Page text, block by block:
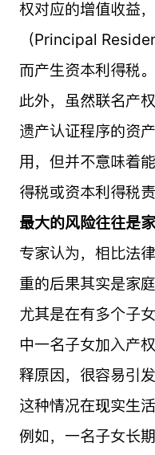
权对应的增值收益
（Principal
而产生资本利得税。
此外，虽然联名产
遗产认证程序的资
用，但并不意味着
得税或资本利得税责
最大的风险往往是
专家认为，相比法
重的后果其实是家庭
尤其是在有多个子
中一名子女加入产
释原因，很容易引
这种情况在现实生
例如，一名子女长